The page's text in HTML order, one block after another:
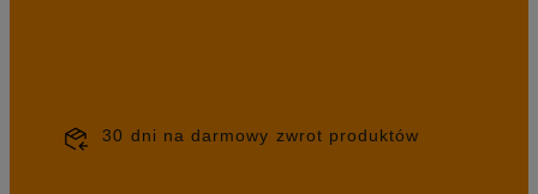
30 dni na darmowy zwrot produktów